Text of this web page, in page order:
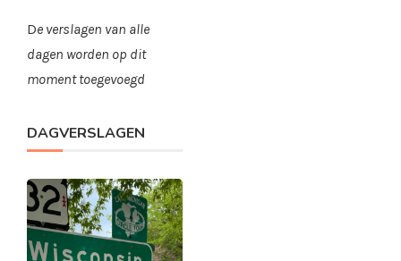
De verslagen van alle
dagen worden op dit
moment toegevoegd
DAGVERSLAGEN